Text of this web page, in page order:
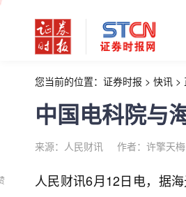
您当前的位置： 证券时报 > 快讯 >
中国电科院与
来源：人民财讯 作者：许擎天梅
人民财讯6月12日电， 据